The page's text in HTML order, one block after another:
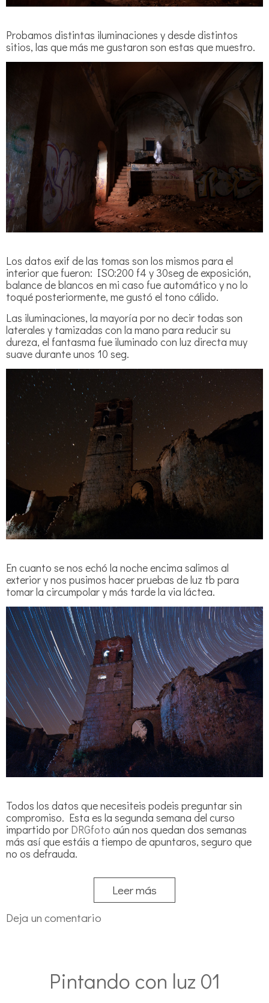
Probamos distintas iluminaciones y desde distintos
sitios, las que más me gustaron son estas que muestro.
Los datos exif de las tomas son los mismos para el
interior que fueron: ISO:200 f4 y 30seg de exposición,
balance de blancos en mi caso fue automático y no lo
toqué posteriormente, me gustó el tono cálido.
Las iluminaciones, la mayoría por no decir todas son
laterales y tamizadas con la mano para reducir su
dureza, el fantasma fue iluminado con luz directa muy
suave durante unos 10 seg.
En cuanto se nos echó la noche encima salimos al
exterior y nos pusimos hacer pruebas de luz tb para
tomar la circumpolar y más tarde la via láctea.
Todos los datos que necesiteis podeis preguntar sin
compromiso. Esta es la segunda semana del curso
impartido por DRGfoto aún nos quedan dos semanas
más así que estáis a tiempo de apuntaros, seguro que
no os defrauda.
Leer más
Deja un comentario
Pintando con luz 01